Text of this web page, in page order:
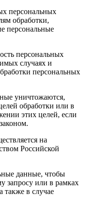
персональных
обработки,
персональные
персональных
случаях и
персональных
уничтожаются,
обработки или в
этих целей, если
на
Российской
данные, чтобы
запросу или в рамках
также в случае